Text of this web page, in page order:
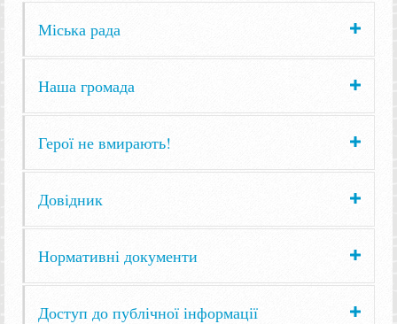
Міська рада
Наша громада
Герої не вмирають!
Довідник
Нормативні документи
Доступ до публічної інформації